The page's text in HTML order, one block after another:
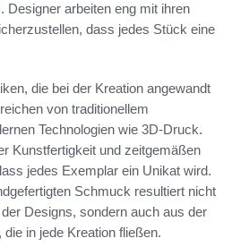
Designer arbeiten eng mit ihren
dass jedes Stück eine
die bei der Kreation angewandt
von traditionellem
Technologien wie 3D-Druck.
Kunstfertigkeit und zeitgemäßen
jedes Exemplar ein Unikat wird.
Schmuck resultiert nicht
Designs, sondern auch aus der
in jede Kreation fließen.